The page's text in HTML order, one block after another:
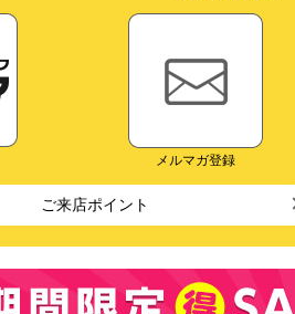
メルマガ登録
ご来店ポイント